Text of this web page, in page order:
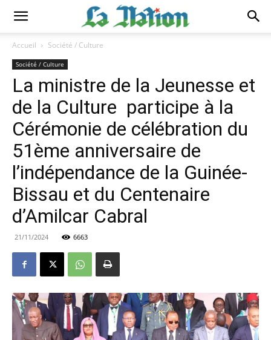
Accueil Société / Culture
Société / Culture
La ministre de la Jeunesse et
de la Culture participe à la
Cérémonie de célébration du
51ème anniversaire de
l’indépendance de la Guinée-
Bissau et du Centenaire
d’Amilcar Cabral
21/11/2024 6663